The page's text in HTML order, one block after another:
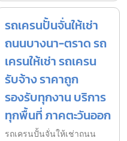
รถเครนปั้นจั่นให้เช่า
ถนนบางนา-ตราด รถ
เครนให้เช่า รถเครน
รับจ้าง ราคาถูก
รองรับทุกงาน บริการ
ทุกพื้นที่ ภาคตะวันออก
รถเครนปั้นจั่นให้เช่าถนน